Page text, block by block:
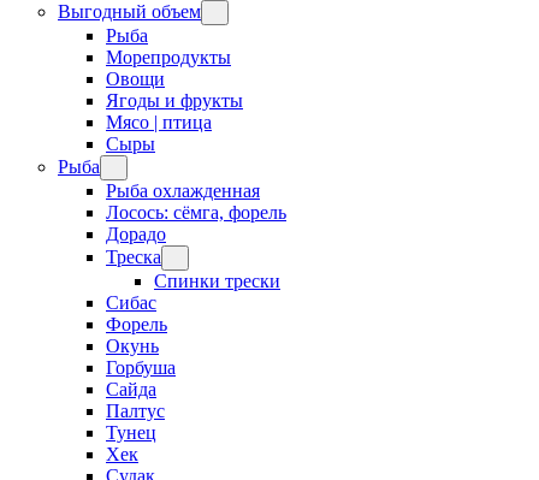
Выгодный объем
Рыба
Морепродукты
Овощи
Ягоды и фрукты
Мясо | птица
Сыры
Рыба
Рыба охлажденная
Лосось: сёмга, форель
Дорадо
Треска
Спинки трески
Сибас
Форель
Окунь
Горбуша
Сайда
Палтус
Тунец
Хек
Судак